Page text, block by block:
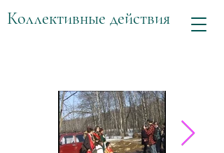
Коллективные действия